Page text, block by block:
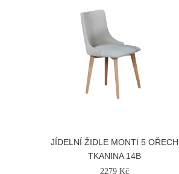
JÍDELNÍ ŽIDLE MONTI 5 OŘECH
TKANINA 14B
2279 Kč